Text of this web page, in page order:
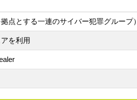
点とする一連のサイバー犯罪グループ）
を利用